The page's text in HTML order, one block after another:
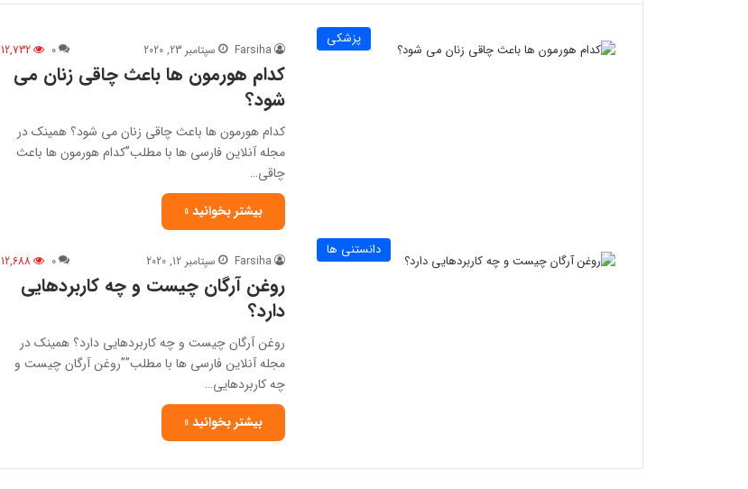
پزشکی
Farsiha سپتامبر 23, 2020 0
12,732
کدام هورمون ها باعث چاقی زنان می
شود؟
کدام هورمون ها باعث چاقی زنان می شود؟ همینک در
مجله آنلاین فارسی ها با مطلب”کدام هورمون ها باعث
چاقی…
بیشتر بخوانید »
دانستنی ها
Farsiha سپتامبر 12, 2020 0
12,688
روغن آرگان چیست و چه کاربردهایی
دارد؟
روغن آرگان چیست و چه کاربردهایی دارد؟ همینک در
مجله آنلاین فارسی ها با مطلب””روغن آرگان چیست و
چه کاربردهایی…
بیشتر بخوانید »